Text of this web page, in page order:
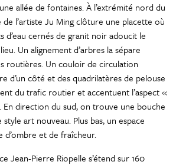
allée de fontaines. À l’extrémité nord du
l’artiste Ju Ming clôture une placette où
d’eau cernés de granit noir adoucit le
Un alignement d’arbres la sépare
routières. Un couloir de circulation
d’un côté et des quadrilatères de pelouse
du trafic routier et accentuent l’aspect «
direction du sud, on trouve une bouche
art nouveau. Plus bas, un espace
et de fraîcheur.
Jean-Pierre Riopelle s’étend sur 160